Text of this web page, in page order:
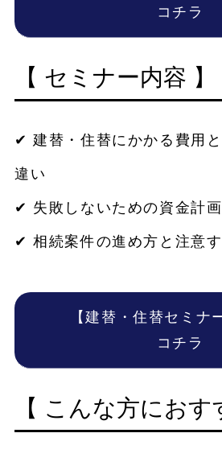
コチラ
【 セミナー内容 】
✔ 建替・住替にかかる費用
違い
✔ 失敗しないための資金計
✔ 相続案件の進め方と注意
【建替・住替セミナ
コチラ
【 こんな方におす